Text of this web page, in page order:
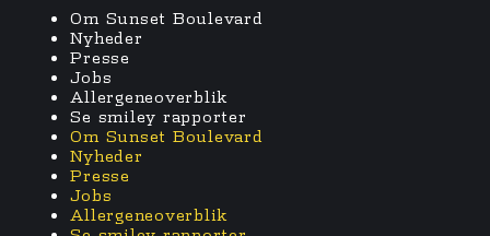
Om Sunset Boulevard
Nyheder
Presse
Jobs
Allergeneoverblik
Se smiley rapporter
Om Sunset Boulevard
Nyheder
Presse
Jobs
Allergeneoverblik